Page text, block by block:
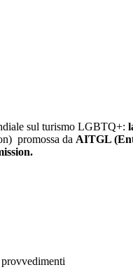
sul turismo LGBTQ+:
promossa da AITGL